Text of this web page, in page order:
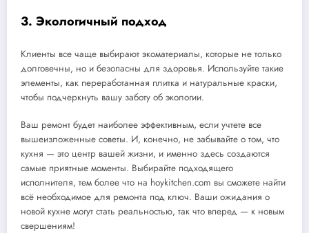
3. Экологичный подход
Клиенты все чаще выбирают экоматериалы, которые не только
долговечны, но и безопасны для здоровья. Используйте такие
элементы, как переработанная плитка и натуральные краски,
чтобы подчеркнуть вашу заботу об экологии.
Ваш ремонт будет наиболее эффективным, если учтете все
вышеизложенные советы. И, конечно, не забывайте о том, что
кухня — это центр вашей жизни, и именно здесь создаются
самые приятные моменты. Выбирайте подходящего
исполнителя, тем более что на hoykitchen.com вы сможете найти
всё необходимое для ремонта под ключ. Ваши ожидания о
новой кухне могут стать реальностью, так что вперед — к новым
свершениям!